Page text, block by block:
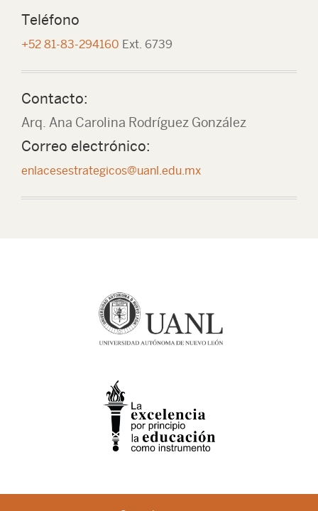
Teléfono
+52 81-83-294160 Ext. 6739
Contacto:
Arq. Ana Carolina Rodríguez González
Correo electrónico:
enlacesestrategicos@uanl.edu.mx